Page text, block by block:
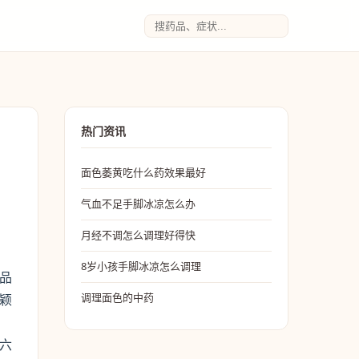
热门资讯
面色萎黄吃什么药效果最好
气血不足手脚冰凉怎么办
月经不调怎么调理好得快
8岁小孩手脚冰凉怎么调理
调理面色的中药